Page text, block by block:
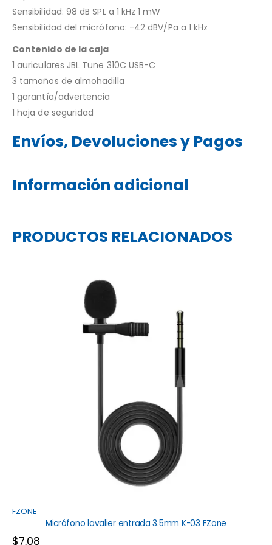
Sensibilidad: 98 dB SPL a 1 kHz 1 mW
Sensibilidad del micrófono: -42 dBV/Pa a 1 kHz
Contenido de la caja
1 auriculares JBL Tune 310C USB-C
3 tamaños de almohadilla
1 garantía/advertencia
1 hoja de seguridad
Envíos, Devoluciones y Pagos
Información adicional
PRODUCTOS RELACIONADOS
FZONE
Micrófono lavalier entrada 3.5mm K-03 FZone
$7,08